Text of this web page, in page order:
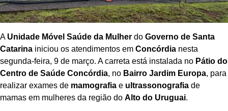
A Unidade Móvel Saúde da Mulher do Governo de Santa
Catarina iniciou os atendimentos em Concórdia nesta
segunda-feira, 9 de março. A carreta está instalada no Pátio do
Centro de Saúde Concórdia, no Bairro Jardim Europa, para
realizar exames de mamografia e ultrassonografia de
mamas em mulheres da região do Alto do Uruguai.